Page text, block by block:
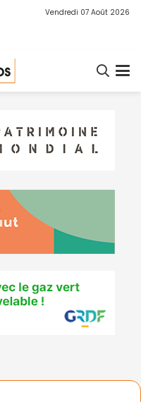
Vendredi 07 Août 2026